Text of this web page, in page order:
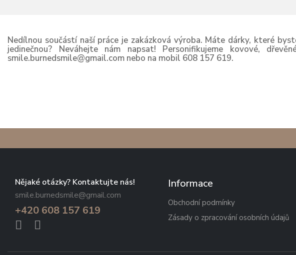
Nedílnou součástí naší práce je zakázková výroba. Máte dárky, které
jedinečnou? Neváhejte nám napsat! Personifikujeme kovové,
smile.burnedsmile@gmail.com nebo na mobil 608 157 619.
Nějaké otázky? Kontaktujte nás!
smile.burnedsmile@gmail.com
+420 608 157 619
Informace
Obchodní podmínky
Zásady o zpracování osobních údajů